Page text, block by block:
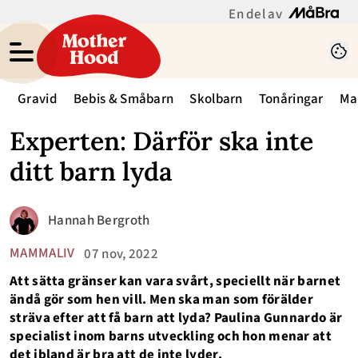
En del av
Gravid Bebis & Småbarn Skolbarn Tonåringar
Experten: Därför ska inte
ditt barn lyda
MAMMALIV 07 nov, 2022
Hannah Bergroth
Att sätta gränser kan vara svårt, speciellt när barnet
ändå gör som hen vill. Men ska man som förälder
sträva efter att få barn att lyda? Paulina Gunnardo är
specialist inom barns utveckling och hon menar att